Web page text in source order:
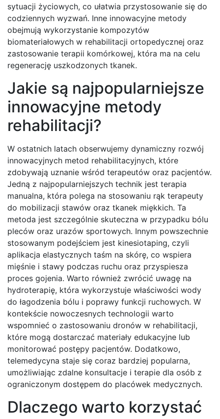
sytuacji życiowych, co ułatwia przystosowanie się do
codziennych wyzwań. Inne innowacyjne metody
obejmują wykorzystanie kompozytów
biomateriałowych w rehabilitacji ortopedycznej oraz
zastosowanie terapii komórkowej, która ma na celu
regenerację uszkodzonych tkanek.
Jakie są najpopularniejsze
innowacyjne metody
rehabilitacji?
W ostatnich latach obserwujemy dynamiczny rozwój
innowacyjnych metod rehabilitacyjnych, które
zdobywają uznanie wśród terapeutów oraz pacjentów.
Jedną z najpopularniejszych technik jest terapia
manualna, która polega na stosowaniu rąk terapeuty
do mobilizacji stawów oraz tkanek miękkich. Ta
metoda jest szczególnie skuteczna w przypadku bólu
pleców oraz urazów sportowych. Innym powszechnie
stosowanym podejściem jest kinesiotaping, czyli
aplikacja elastycznych taśm na skórę, co wspiera
mięśnie i stawy podczas ruchu oraz przyspiesza
proces gojenia. Warto również zwrócić uwagę na
hydroterapię, która wykorzystuje właściwości wody
do łagodzenia bólu i poprawy funkcji ruchowych. W
kontekście nowoczesnych technologii warto
wspomnieć o zastosowaniu dronów w rehabilitacji,
które mogą dostarczać materiały edukacyjne lub
monitorować postępy pacjentów. Dodatkowo,
telemedycyna staje się coraz bardziej popularna,
umożliwiając zdalne konsultacje i terapie dla osób z
ograniczonym dostępem do placówek medycznych.
Dlaczego warto korzystać